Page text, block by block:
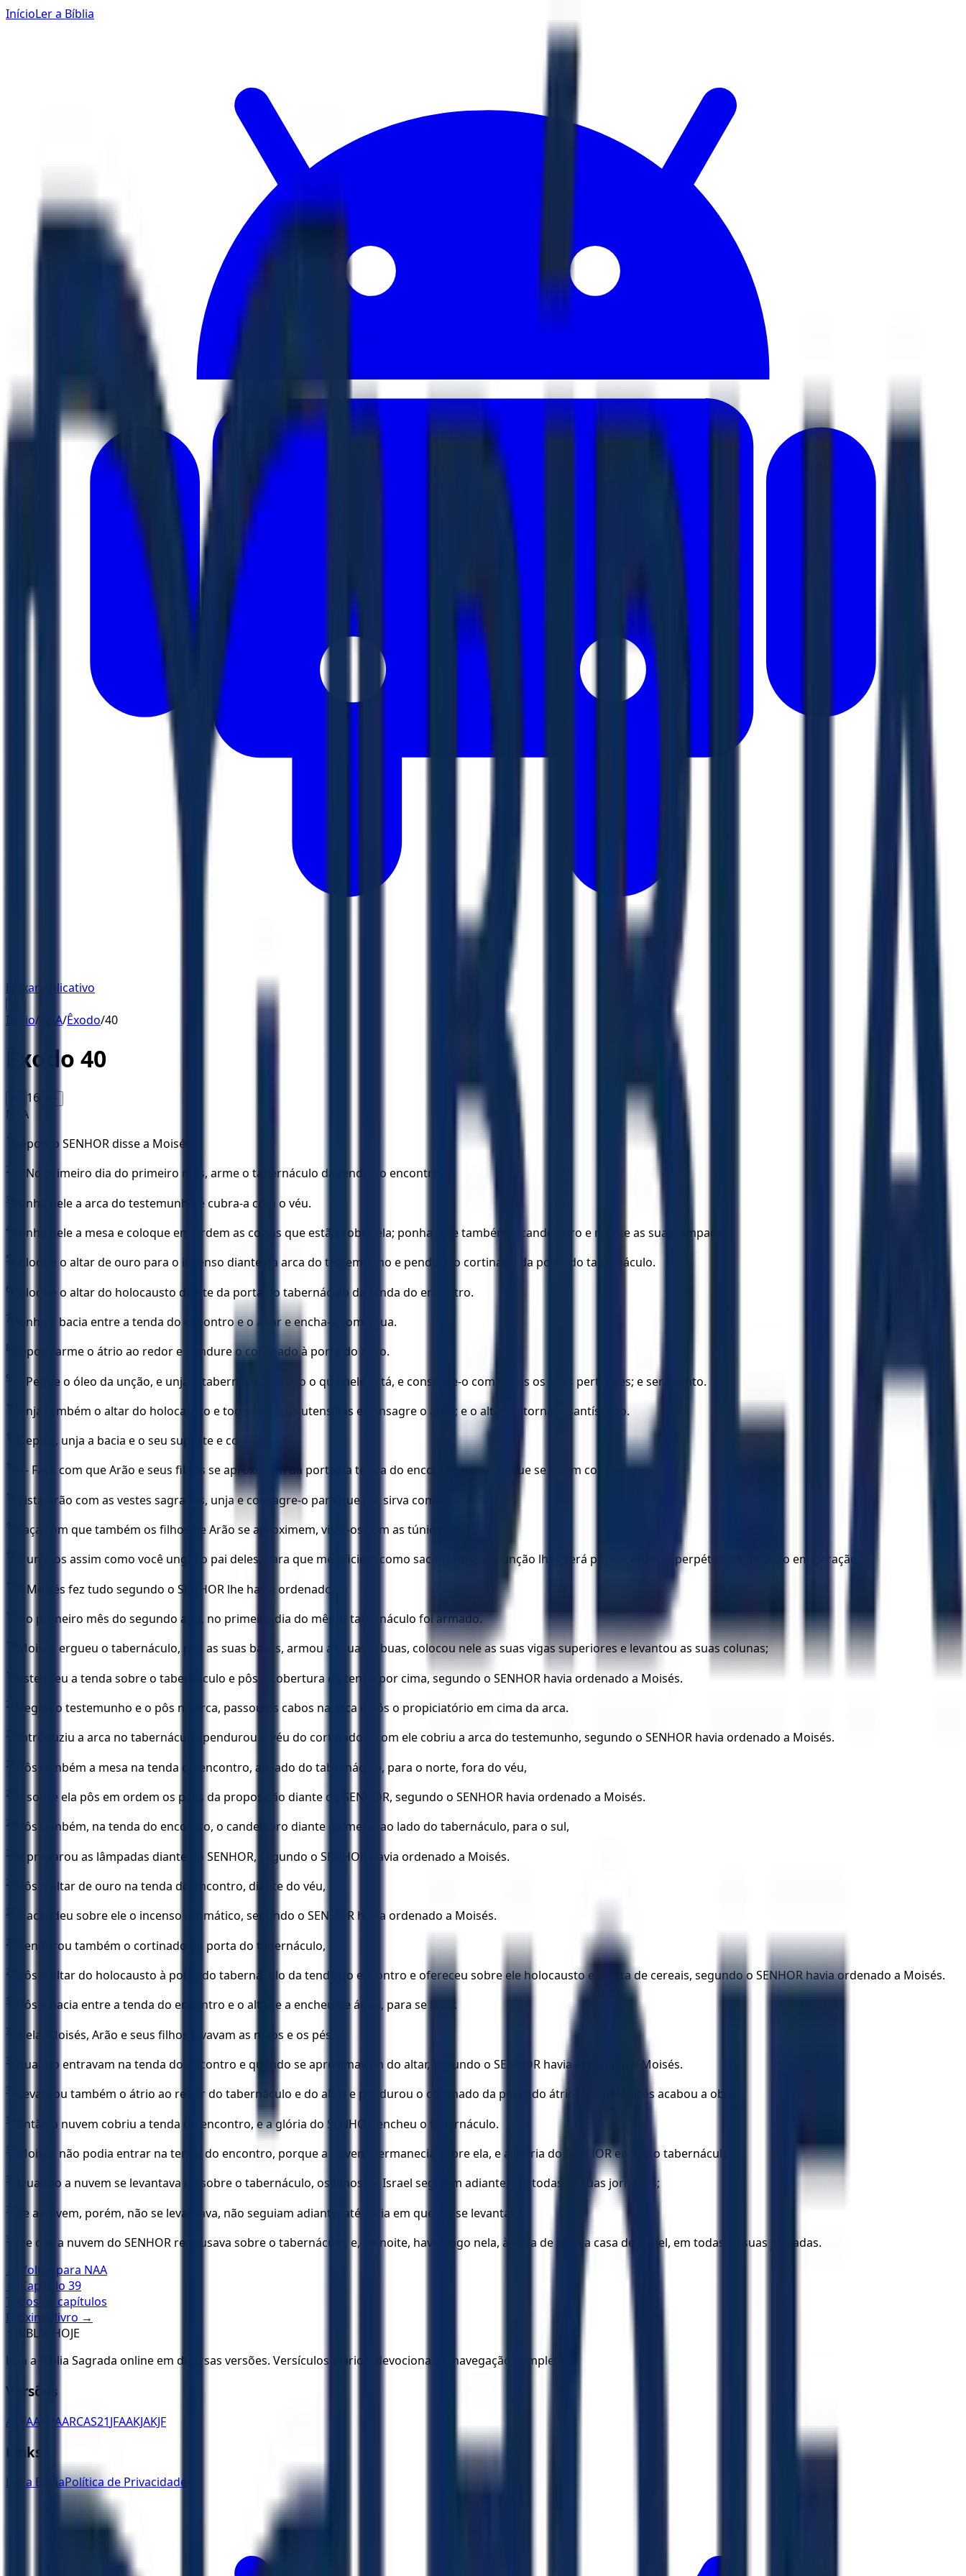
InícioLer a Bíblia
Baixar Aplicativo
Início/ NAA/Êxodo/40
Êxodo 40
16 A+
NAA
1 Depois o SENHOR disse a Moisés:
2 — No primeiro dia do primeiro mês, arme o tabernáculo da tenda do encontro.
3 Ponha nele a arca do testemunho e cubra-a com o véu.
4 Ponha nele a mesa e coloque em ordem as coisas que estão sobre ela; ponha nele também o candelabro e monte as suas lâmpadas.
5 Coloque o altar de ouro para o incenso diante da arca do testemunho e pendure o cortinado da porta do tabernáculo.
6 Coloque o altar do holocausto diante da porta do tabernáculo da tenda do encontro.
7 Ponha a bacia entre a tenda do encontro e o altar e encha-a com água.
8 Depois, arme o átrio ao redor e pendure o cortinado à porta do átrio.
9 — Pegue o óleo da unção, e unja o tabernáculo e tudo o que nele está, e consagre-o com todos os seus pertences; e será santo.
10 Unja também o altar do holocausto e todos os seus utensílios e consagre o altar; e o altar se tornará santíssimo.
11 Depois, unja a bacia e o seu suporte e consagre-a.
12 — Faça com que Arão e seus filhos se aproximem da porta da tenda do encontro e mande que se lavem com água.
13 Vista Arão com as vestes sagradas, unja e consagre-o para que me sirva como sacerdote.
14 Faça com que também os filhos de Arão se aproximem, vista-os com as túnicas,
15 e unja-os assim como você ungiu o pai deles, para que me oficiem como sacerdotes; sua unção lhes será por sacerdócio perpétuo de geração em geração.
16 E Moisés fez tudo segundo o SENHOR lhe havia ordenado.
17 No primeiro mês do segundo ano, no primeiro dia do mês, o tabernáculo foi armado.
18 Moisés ergueu o tabernáculo, pôs as suas bases, armou as suas tábuas, colocou nele as suas vigas superiores e levantou as suas colunas;
19 estendeu a tenda sobre o tabernáculo e pôs a cobertura da tenda por cima, segundo o SENHOR havia ordenado a Moisés.
20 Pegou o testemunho e o pôs na arca, passou os cabos na arca e pôs o propiciatório em cima da arca.
21 Introduziu a arca no tabernáculo, pendurou o véu do cortinado e com ele cobriu a arca do testemunho, segundo o SENHOR havia ordenado a Moisés.
22 Pôs também a mesa na tenda do encontro, ao lado do tabernáculo, para o norte, fora do véu,
23 e sobre ela pôs em ordem os pães da proposição diante do SENHOR, segundo o SENHOR havia ordenado a Moisés.
24 Pôs também, na tenda do encontro, o candelabro diante da mesa, ao lado do tabernáculo, para o sul,
25 e preparou as lâmpadas diante do SENHOR, segundo o SENHOR havia ordenado a Moisés.
26 Pôs o altar de ouro na tenda do encontro, diante do véu,
27 e acendeu sobre ele o incenso aromático, segundo o SENHOR havia ordenado a Moisés.
28 Pendurou também o cortinado da porta do tabernáculo,
29 pôs o altar do holocausto à porta do tabernáculo da tenda do encontro e ofereceu sobre ele holocausto e oferta de cereais, segundo o SENHOR havia ordenado a Moisés.
30 Pôs a bacia entre a tenda do encontro e o altar e a encheu de água, para se lavar.
31 Nela, Moisés, Arão e seus filhos lavavam as mãos e os pés,
32 quando entravam na tenda do encontro e quando se aproximavam do altar, segundo o SENHOR havia ordenado a Moisés.
33 Levantou também o átrio ao redor do tabernáculo e do altar e pendurou o cortinado da porta do átrio. Assim Moisés acabou a obra.
34 Então a nuvem cobriu a tenda do encontro, e a glória do SENHOR encheu o tabernáculo.
35 Moisés não podia entrar na tenda do encontro, porque a nuvem permanecia sobre ela, e a glória do SENHOR enchia o tabernáculo.
36 Quando a nuvem se levantava de sobre o tabernáculo, os filhos de Israel seguiam adiante, em todas as suas jornadas;
37 se a nuvem, porém, não se levantava, não seguiam adiante, até o dia em que ela se levantava.
38
De dia, a nuvem do SENHOR repousava sobre o tabernáculo, e, de noite, havia fogo nela, à vista de toda a casa de Israel, em todas as suas jornadas.
← Voltar para NAA
← Capítulo 39
Todos os capítulos
Próximo livro →
BÍBLIA HOJE
Leia a Bíblia Sagrada online em diversas versões. Versículos diários, devocionais e navegação completa.
Versões
ACFAA ARAARCAS21JFAAKJAKJF
Links
Ler a BíbliaPolítica de Privacidade